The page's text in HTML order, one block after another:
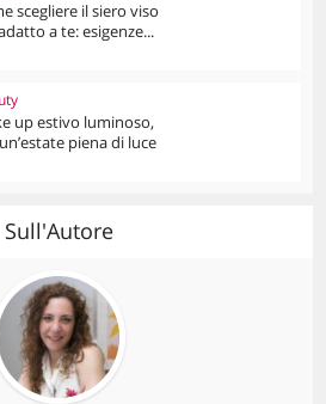
scegliere il siero viso
a te: esigenze...
up estivo luminoso,
piena di luce
Sull'Autore